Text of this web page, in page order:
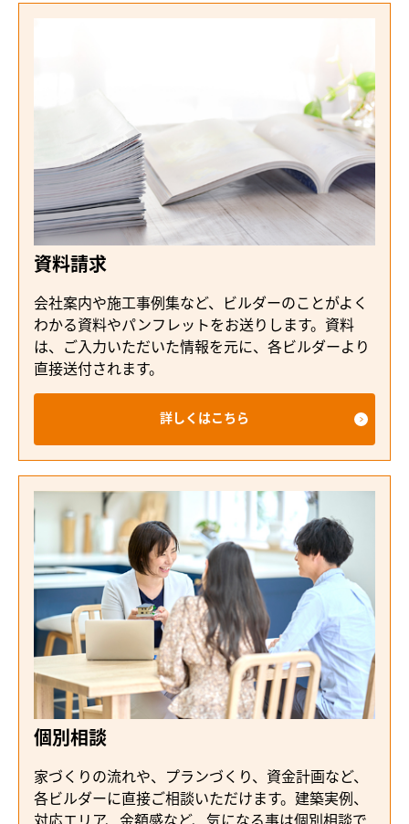
資料請求
会社案内や施工事例集など、ビルダーのことがよく
わかる資料やパンフレットをお送りします。資料
は、ご入力いただいた情報を元に、各ビルダーより
直接送付されます。
詳しくはこちら
個別相談
家づくりの流れや、プランづくり、資金計画など、
各ビルダーに直接ご相談いただけます。建築実例、